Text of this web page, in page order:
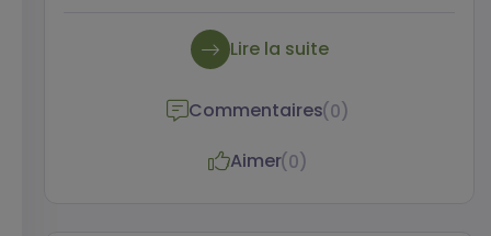
analysent cet effet paradoxal créant une
niche immobilière pour les ménages
bailleurs d’anciens logements HLM dans un
article pour Métropolitiques.
Lire la suite
Commentaires(0)
Aimer(0)